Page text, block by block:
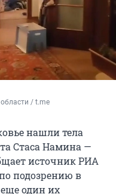
/ t.me
нашли тела
Стаса Намина —
источник РИА
подозрению в
один их